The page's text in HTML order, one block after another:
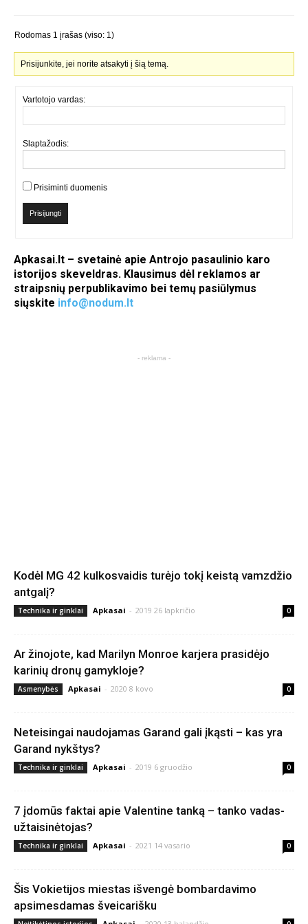
Rodomas 1 įrašas (viso: 1)
Prisijunkite, jei norite atsakyti į šią temą.
Vartotojo vardas:
Slaptažodis:
Prisiminti duomenis
Prisijungti
Apkasai.lt – svetainė apie Antrojo pasaulinio karo
istorijos skeveldras. Klausimus dėl reklamos ar
straipsnių perpublikavimo bei temų pasiūlymus
siųskite info@nodum.lt
- reklama -
Kodėl MG 42 kulkosvaidis turėjo tokį keistą vamzdžio
antgalį?
Technika ir ginklai Apkasai - 2019 26 lapkričio 0
Ar žinojote, kad Marilyn Monroe karjera prasidėjo
karinių dronų gamykloje?
Asmenybės Apkasai - 2020 8 kovo 0
Neteisingai naudojamas Garand gali įkąsti – kas yra
Garand nykštys?
Technika ir ginklai Apkasai - 2019 6 gruodžio 0
7 įdomūs faktai apie Valentine tanką – tanko vadas-
užtaisinėtojas?
Technika ir ginklai Apkasai - 2021 14 vasario 0
Šis Vokietijos miestas išvengė bombardavimo
apsimesdamas šveicarišku